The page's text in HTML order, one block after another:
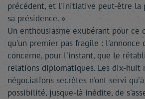
précédent, et l'initiative peut-être la
sa présidence. »
Un enthousiasme exubérant pour ce
qu'un premier pas fragile : l'annonce
concerne, pour l'instant, que le
relations diplomatiques. Les dix-huit
négociations secrètes n'ont servi
possibilité, jusque-là inédite, de